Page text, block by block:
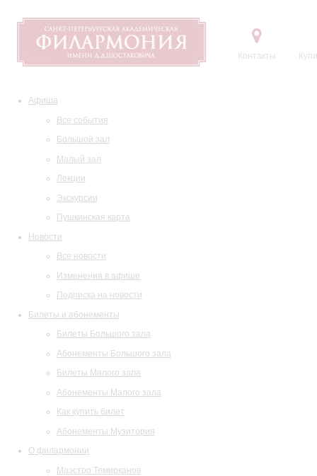
Контакты
Афиша
Все события
Большой зал
Малый зал
Лекции
Экскурсии
Пушкинская карта
Новости
Все новости
Изменения в афише
Подписка на новости
Билеты и абонементы
Билеты Большого зала
Абонементы Большого зала
Билеты Малого зала
Абонементы Малого зала
Как купить билет
Абонементы Музитория
О филармонии
Маэстро Темирканов